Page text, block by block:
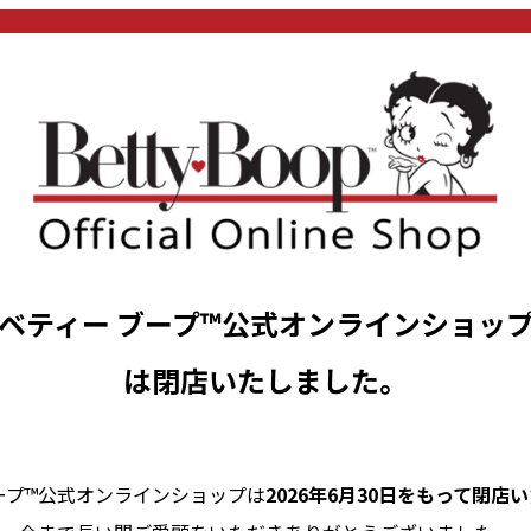
ベティー ブープ™公式オンラインショッ
は閉店いたしました。
プ™公式オンラインショップは2026年6月30日をもって閉店い